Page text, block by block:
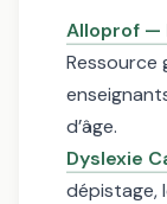
Alloprof —
Ressource
d’âge.
Dyslexie
dépistage,